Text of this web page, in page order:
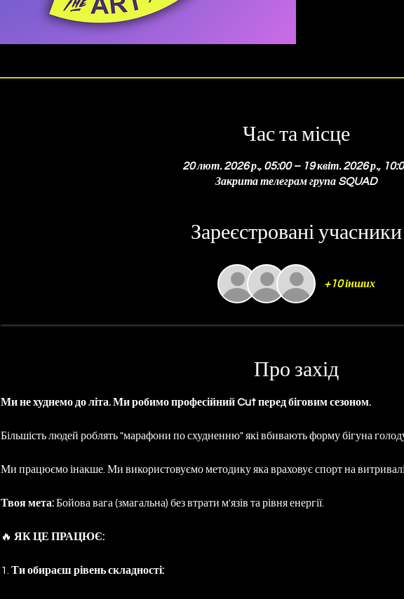
Час та місце
20 лют. 2026 р., 05:00 – 19 квіт. 2026 р.,
Закрита телеграм група SQUAD
Зареєстровані учасники
+10 інших
Про захід
Ми не худнемо до літа. Ми робимо професійний Cut перед біговим сезоном.
Більшість людей роблять "марафони по схудненню" які вбивають форму бігуна
Ми працюємо інакше. Ми використовуємо методику яка враховує спорт на
Твоя мета: Бойова вага (змагальна) без втрати м'язів та рівня енергії.
🔥 ЯК ЦЕ ПРАЦЮЄ:
1. Ти обираєш рівень складності: